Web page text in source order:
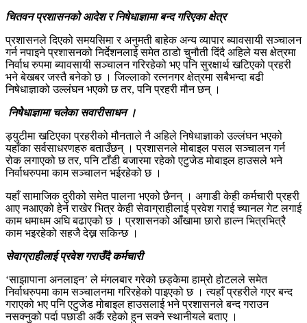
चितवन प्रशासनको आदेश र निषेधाज्ञामा बन्द गरिएका क्षेत्र
प्रशासनले दिएको समयसिमा र अनुमती बाहेक अन्य व्यापार ब्यावसायी सञ्चालन
गर्न नपाइने प्रशासनको निर्देशनलाई समेत ठाडो चुनौती दिंदै अहिले यस क्षेत्रमा
निर्वाध रुपमा ब्यावसायी सञ्चालन गरिरहेको भए पनि सुरक्षार्थ खटिएको प्रहरी
भने बेखबर जस्तै बनेको छ । जिल्लाको रत्ननगर क्षेत्रमा सबैभन्दा बढी
निषेधाज्ञाको उल्लंघन भएको छ तर, पनि प्रहरी मौन छन् ।
निषेेेधाज्ञामा चलेका सवारीसाधन ।
ड्युटीमा खटिएका प्रहरीको मौनताले नै अहिले निषेधाज्ञाको उल्लंघन भएको
यहाँका सर्वसाधरणहरु बताउँछन् । प्रशासनले मोबाइल पसल सञ्चालन गर्न
रोक लगाएको छ तर, पनि टाँडी बजारमा रहेको एटुजेड मोबाइल हाउसले भने
निर्वाधरुपमा काम सञ्चालन भईरहेको छ ।
यहाँ सामाजिक दुरीको समेत पालना भएको छैनन् । अगाडी केही कर्मचारी प्रहरी
आए नआएको हेर्न राखेर भित्र केही सेवाग्राहीलाई प्रवेश गराई च्यानल गेट लगाई
काम धमाधम अघि बढाएको छ । प्रशासनको आँखामा छारो हाल्न भित्रभित्रै
काम भइरहेको सहजै देख्न सकिन्छ ।
सेवाग्राहीलाई प्रवेश गराउँदै कर्मचारी
‘साझापाना अनलाइन’ ले मंगलबार गरेको छड्केमा हाम्रो होटलले समेत
निर्वाधरुपमा काम सञ्चालनमा गरिरहेको पाइएको छ । त्यहाँ प्रहरीले गएर बन्द
गराएको भए पनि एटुजेड मोबाइल हाउसलाई भने प्रशासनले बन्द गराउन
नसक्नुको पर्दा पछाडी अर्कै रहेको हुन सक्ने स्थानीयले बताए ।